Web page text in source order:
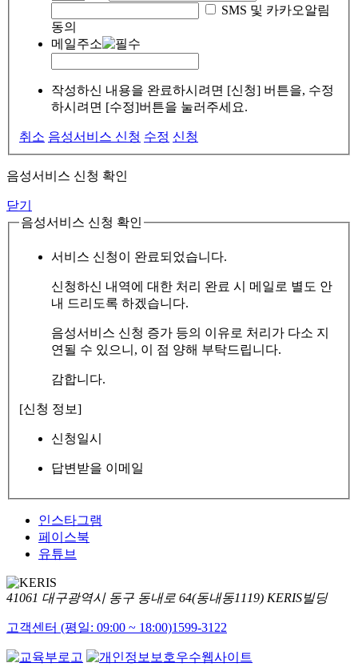
SMS 및 카카오알림
동의
메일주소
작성하신 내용을 완료하시려면 [신청] 버튼을, 수정
하시려면 [수정]버튼을 눌러주세요.
취소 음성서비스 신청 수정 신청
음성서비스 신청 확인
닫기
음성서비스 신청 확인
서비스 신청이 완료되었습니다.
신청하신 내역에 대한 처리 완료 시 메일로 별도 안
내 드리도록 하겠습니다.
음성서비스 신청 증가 등의 이유로 처리가 다소 지
연될 수 있으니, 이 점 양해 부탁드립니다.
감합니다.
[신청 정보]
신청일시
답변받을 이메일
인스타그램
페이스북
유튜브
41061 대구광역시 동구 동내로 64(동내동1119) KERIS빌딩
고객센터 (평일: 09:00 ~ 18:00)1599-3122